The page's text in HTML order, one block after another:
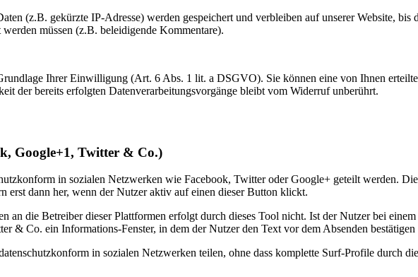
(z.B. gekürzte IP-Adresse) werden gespeichert und verbleiben auf unserer Website,
müssen (z.B. beleidigende Kommentare).
Ihrer Einwilligung (Art. 6 Abs. 1 lit. a DSGVO). Sie können eine von Ihnen
der bereits erfolgten Datenverarbeitungsvorgänge bleibt vom Widerruf unberührt.
Google+1, Twitter & Co.)
in sozialen Netzwerken wie Facebook, Twitter oder Google+ geteilt werden.
erst dann her, wenn der Nutzer aktiv auf einen dieser Button klickt.
an die Betreiber dieser Plattformen erfolgt durch dieses Tool nicht. Ist der Nutzer bei
& Co. ein Informations-Fenster, in dem der Nutzer den Text vor dem Absenden bestätigen
in sozialen Netzwerken teilen, ohne dass komplette Surf-Profile durch